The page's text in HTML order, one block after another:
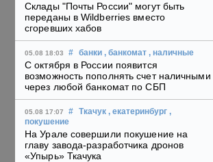
Склады "Почты России" могут быть
переданы в Wildberries вместо
сгоревших хабов
05.08 18:03 # банки , банкомат , наличные
С октября в России появится
возможность пополнять счет наличными
через любой банкомат по СБП
05.08 17:07 # Ткачук , екатеринбург ,
покушение
На Урале совершили покушение на
главу завода-разработчика дронов
«Упырь» Ткачука